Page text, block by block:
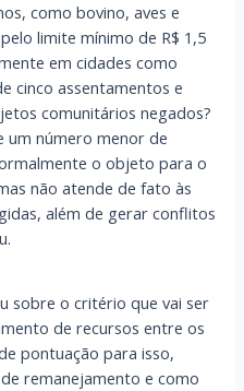
como bovino, aves e
limite mínimo de R$ 1,5
em cidades como
cinco assentamentos e
comunitários negados?
um número menor de
o objeto para o
não atende de fato às
além de gerar conflitos
sobre o critério que vai ser
de recursos entre os
pontuação para isso,
remanejamento e como